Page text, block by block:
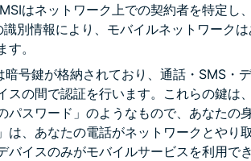
はネットワーク上での契約者を特定し
別情報により、モバイルネットワークは
。
暗号鍵が格納されており、通話・SMS・
スの間で認証を行います。これらの鍵は
パスワード」のようなもので、あなたの
は、あなたの電話がネットワークとやり
バイスのみがモバイルサービスを利用で